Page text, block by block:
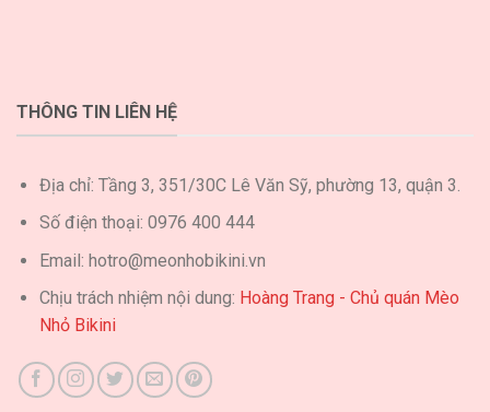
THÔNG TIN LIÊN HỆ
Địa chỉ: Tầng 3, 351/30C Lê Văn Sỹ, phường 13, quận 3.
Số điện thoại: 0976 400 444
Email: hotro@meonhobikini.vn
Chịu trách nhiệm nội dung: Hoàng Trang - Chủ quán Mèo
Nhỏ Bikini